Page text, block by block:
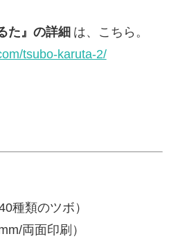
た』の詳細 は、こちら。
tsubo-karuta-2/
40種類のツボ）
両面印刷）